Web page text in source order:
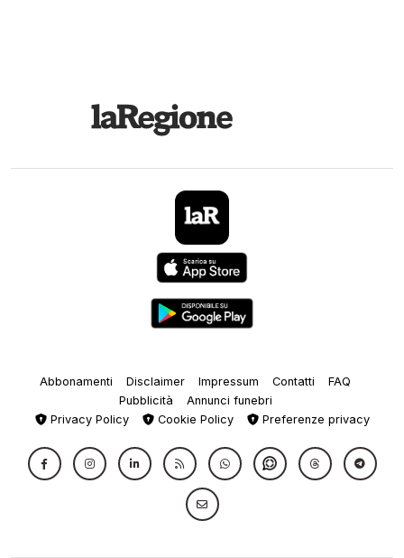
Abbonamenti Disclaimer Impressum Contatti
FAQ
Pubblicità
Annunci funebri
Privacy Policy
Cookie Policy Preferenze privacy